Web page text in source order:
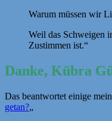
Warum müssen wir
Weil das Schweigen
Zustimmen ist.“
Danke, Kübra
Das beantwortet einige
getan?„